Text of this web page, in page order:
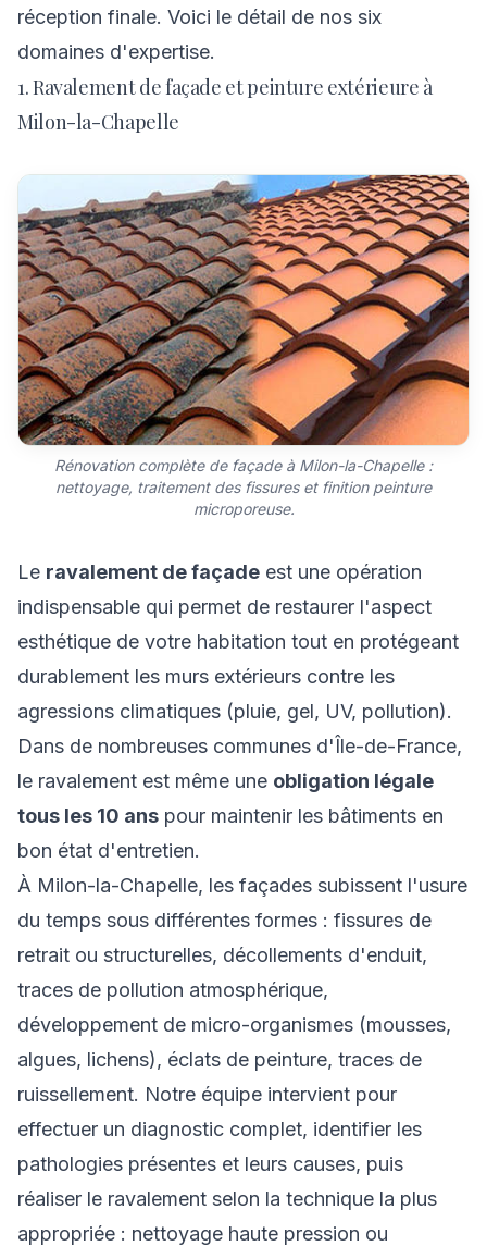
réception finale. Voici le détail de nos six
domaines d'expertise.
1. Ravalement de façade et peinture extérieure à
Milon-la-Chapelle
Rénovation complète de façade à Milon-la-Chapelle :
nettoyage, traitement des fissures et finition peinture
microporeuse.
Le ravalement de façade est une opération
indispensable qui permet de restaurer l'aspect
esthétique de votre habitation tout en protégeant
durablement les murs extérieurs contre les
agressions climatiques (pluie, gel, UV, pollution).
Dans de nombreuses communes d'Île-de-France,
le ravalement est même une obligation légale
tous les 10 ans pour maintenir les bâtiments en
bon état d'entretien.
À Milon-la-Chapelle, les façades subissent l'usure
du temps sous différentes formes : fissures de
retrait ou structurelles, décollements d'enduit,
traces de pollution atmosphérique,
développement de micro-organismes (mousses,
algues, lichens), éclats de peinture, traces de
ruissellement. Notre équipe intervient pour
effectuer un diagnostic complet, identifier les
pathologies présentes et leurs causes, puis
réaliser le ravalement selon la technique la plus
appropriée : nettoyage haute pression ou